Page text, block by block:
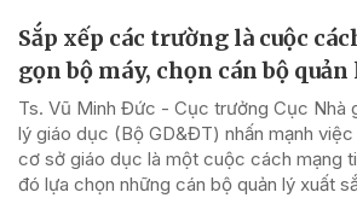
Sắp xếp các trường là cuộc
gọn bộ máy, chọn cán bộ quản
Ts. Vũ Minh Đức - Cục trưởng Cục Nhà
lý giáo dục (Bộ GD&ĐT) nhấn mạnh
cơ sở giáo dục là một cuộc cách mạng
đó lựa chọn những cán bộ quản lý xuất